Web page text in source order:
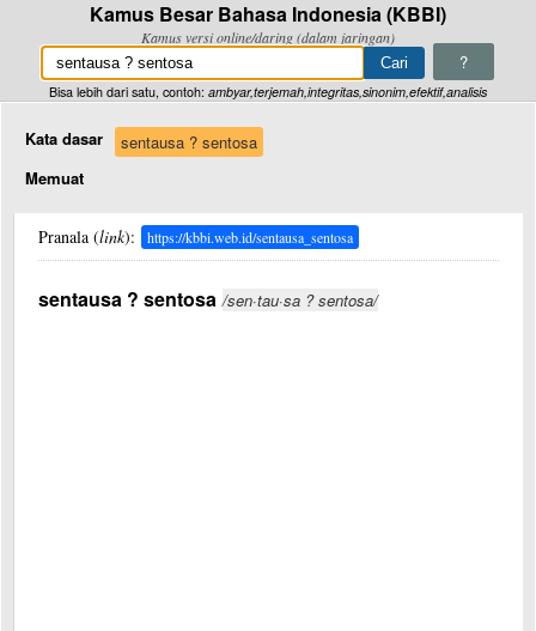
Kamus Besar Bahasa Indonesia (KBBI)
Kamus versi online/daring (dalam jaringan)
?
Bisa lebih dari satu, contoh: ambyar,terjemah,integritas,sinonim,efektif,analisis
Kata dasar
sentausa ? sentosa
Memuat
Pranala (link): https://kbbi.web.id/sentausa_sentosa
sentausa ? sentosa /sen·tau·sa ? sentosa/